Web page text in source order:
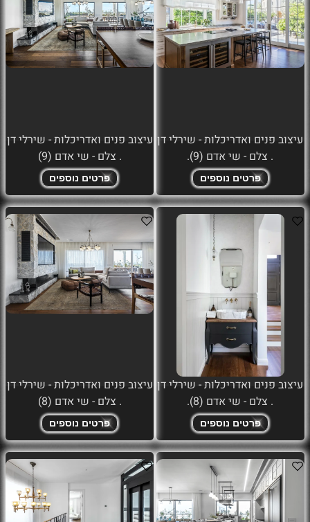
עיצוב פנים ואדריכלות - שירלי דן
. צלם - שי אדם (9).
פרטים נוספים
עיצוב פנים ואדריכלות - שירלי דן
. צלם - שי אדם (9)
פרטים נוספים
עיצוב פנים ואדריכלות - שירלי דן
. צלם - שי אדם (8).
פרטים נוספים
עיצוב פנים ואדריכלות - שירלי דן
. צלם - שי אדם (8)
פרטים נוספים